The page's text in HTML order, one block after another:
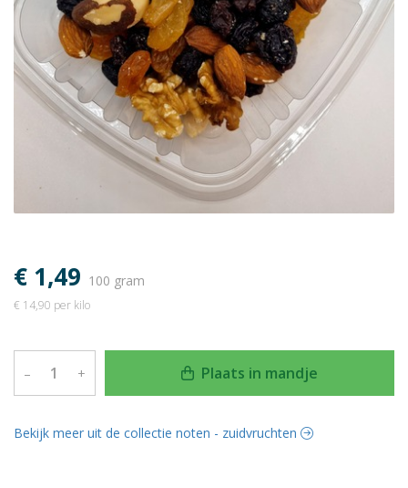
€ 1,49 100 gram
€ 14,90 per kilo
– + Plaats in mandje
Bekijk meer uit de collectie noten - zuidvruchten